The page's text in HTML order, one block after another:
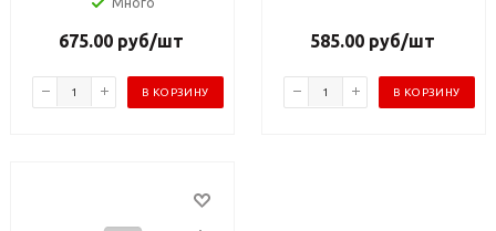
675.00руб/шт
В КОРЗИНУ
585.00руб/шт
В КОРЗИНУ